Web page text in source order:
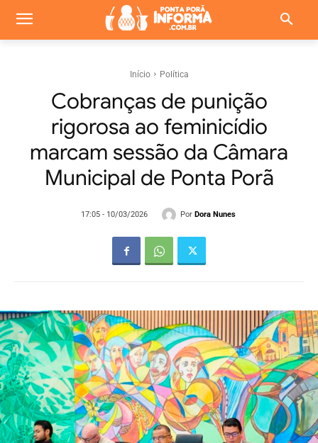
Início Política
Cobranças de punição
rigorosa ao feminicídio
marcam sessão da Câmara
Municipal de Ponta Porã
17:05 - 10/03/2026 Por Dora Nunes